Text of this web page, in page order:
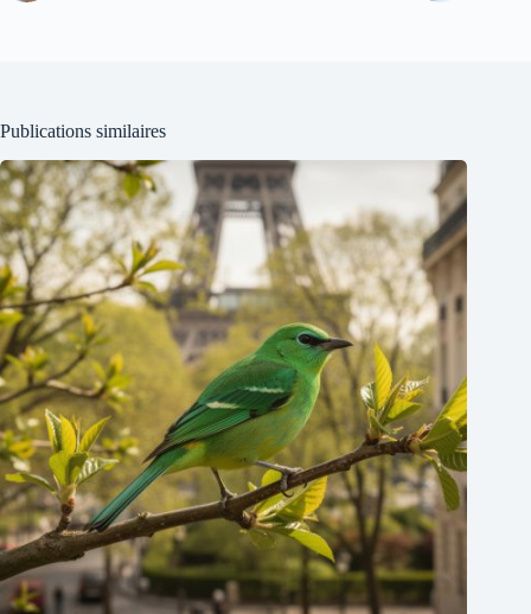
Publications similaires